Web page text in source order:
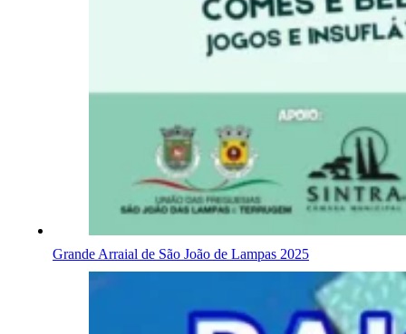
Grande Arraial de São João de Lampas 2025